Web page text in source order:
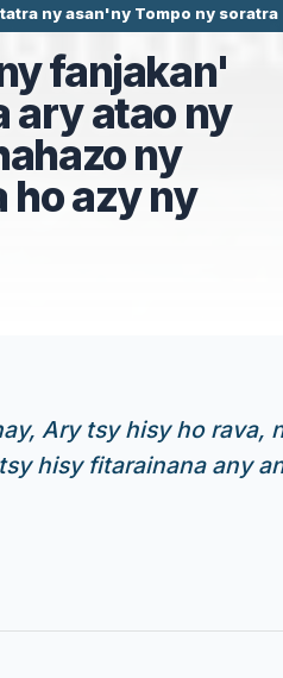
ny asan'ny Tompo ny soratra
fanjakan'
ary atao ny
ny
ho azy ny
Ary tsy hisy ho rava,
hisy fitarainana any